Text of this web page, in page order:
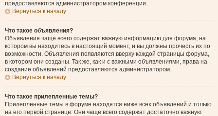
предоставляются администратором конференции.
Вернуться к началу
Что такое объявления?
Объявления чаще всего содержат важную информацию для форума, на
котором вы находитесь в настоящий момент, и вы должны прочесть их по
возможности. Объявления появляются вверху каждой страницы форума,
в котором они созданы. Так же, как и с важными объявлениями, права на
создание объявлений предоставляются администратором.
Вернуться к началу
Что такое прилепленные темы?
Прилепленные темы в форуме находятся ниже всех объявлений и только
на его первой странице. Они чаще всего содержат достаточно важную